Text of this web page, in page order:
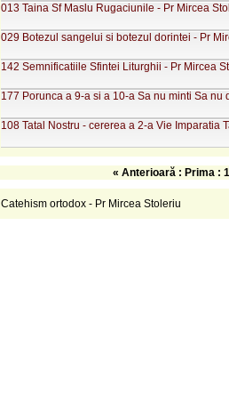
013 Taina Sf Maslu Rugaciunile - Pr Mircea
029 Botezul sangelui si botezul dorintei - Pr
142 Semnificatiile Sfintei Liturghii - Pr Mircea
177 Porunca a 9-a si a 10-a Sa nu minti Sa
108 Tatal Nostru - cererea a 2-a Vie Imparatia
« Anterioară : Prima : 1
Catehism ortodox - Pr Mircea Stoleriu